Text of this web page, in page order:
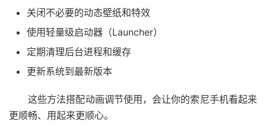
关闭不必要的动态壁纸和特效
使用轻量级启动器（Launcher）
定期清理后台进程和缓存
更新系统到最新版本
这些方法搭配动画调节使用，会让你的索尼手机看起来
更顺畅、用起来更顺心。